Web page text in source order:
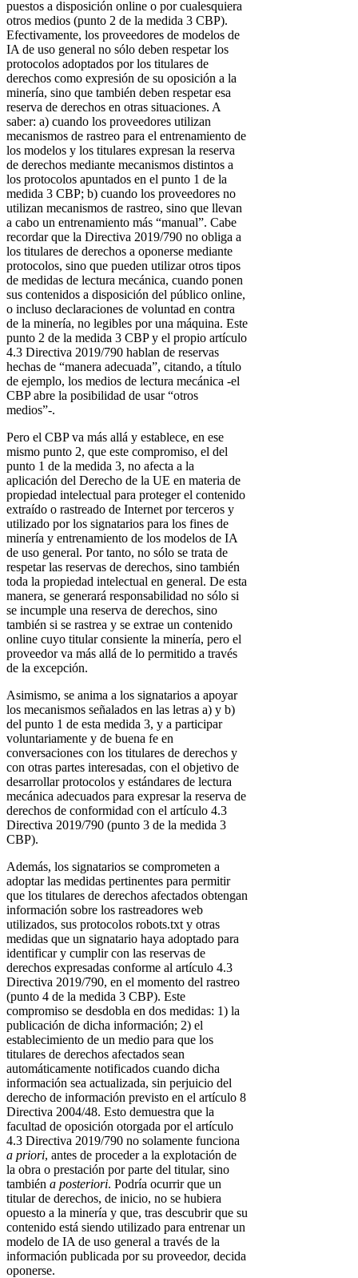
puestos a disposición online o por cualesquiera
otros medios (punto 2 de la medida 3 CBP).
Efectivamente, los proveedores de modelos de
IA de uso general no sólo deben respetar los
protocolos adoptados por los titulares de
derechos como expresión de su oposición a la
minería, sino que también deben respetar esa
reserva de derechos en otras situaciones. A
saber: a) cuando los proveedores utilizan
mecanismos de rastreo para el entrenamiento de
los modelos y los titulares expresan la reserva
de derechos mediante mecanismos distintos a
los protocolos apuntados en el punto 1 de la
medida 3 CBP; b) cuando los proveedores no
utilizan mecanismos de rastreo, sino que llevan
a cabo un entrenamiento más “manual”. Cabe
recordar que la Directiva 2019/790 no obliga a
los titulares de derechos a oponerse mediante
protocolos, sino que pueden utilizar otros tipos
de medidas de lectura mecánica, cuando ponen
sus contenidos a disposición del público online,
o incluso declaraciones de voluntad en contra
de la minería, no legibles por una máquina. Este
punto 2 de la medida 3 CBP y el propio artículo
4.3 Directiva 2019/790 hablan de reservas
hechas de “manera adecuada”, citando, a título
de ejemplo, los medios de lectura mecánica -el
CBP abre la posibilidad de usar “otros
medios”-.
Pero el CBP va más allá y establece, en ese
mismo punto 2, que este compromiso, el del
punto 1 de la medida 3, no afecta a la
aplicación del Derecho de la UE en materia de
propiedad intelectual para proteger el contenido
extraído o rastreado de Internet por terceros y
utilizado por los signatarios para los fines de
minería y entrenamiento de los modelos de IA
de uso general. Por tanto, no sólo se trata de
respetar las reservas de derechos, sino también
toda la propiedad intelectual en general. De esta
manera, se generará responsabilidad no sólo si
se incumple una reserva de derechos, sino
también si se rastrea y se extrae un contenido
online cuyo titular consiente la minería, pero el
proveedor va más allá de lo permitido a través
de la excepción.
Asimismo, se anima a los signatarios a apoyar
los mecanismos señalados en las letras a) y b)
del punto 1 de esta medida 3, y a participar
voluntariamente y de buena fe en
conversaciones con los titulares de derechos y
con otras partes interesadas, con el objetivo de
desarrollar protocolos y estándares de lectura
mecánica adecuados para expresar la reserva de
derechos de conformidad con el artículo 4.3
Directiva 2019/790 (punto 3 de la medida 3
CBP).
Además, los signatarios se comprometen a
adoptar las medidas pertinentes para permitir
que los titulares de derechos afectados obtengan
información sobre los rastreadores web
utilizados, sus protocolos robots.txt y otras
medidas que un signatario haya adoptado para
identificar y cumplir con las reservas de
derechos expresadas conforme al artículo 4.3
Directiva 2019/790, en el momento del rastreo
(punto 4 de la medida 3 CBP). Este
compromiso se desdobla en dos medidas: 1) la
publicación de dicha información; 2) el
establecimiento de un medio para que los
titulares de derechos afectados sean
automáticamente notificados cuando dicha
información sea actualizada, sin perjuicio del
derecho de información previsto en el artículo 8
Directiva 2004/48. Esto demuestra que la
facultad de oposición otorgada por el artículo
4.3 Directiva 2019/790 no solamente funciona
a priori, antes de proceder a la explotación de
la obra o prestación por parte del titular, sino
también a posteriori. Podría ocurrir que un
titular de derechos, de inicio, no se hubiera
opuesto a la minería y que, tras descubrir que su
contenido está siendo utilizado para entrenar un
modelo de IA de uso general a través de la
información publicada por su proveedor, decida
oponerse.